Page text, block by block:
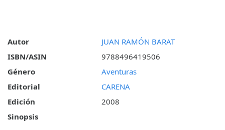
Autor
JUAN RAMÓN BARAT
ISBN/ASIN
9788496419506
Género
Aventuras
Editorial
CARENA
Edición
2008
Sinopsis